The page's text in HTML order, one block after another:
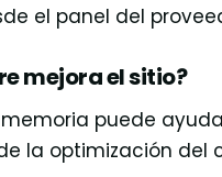
el panel del
mejora el sitio?
puede
la optimización del